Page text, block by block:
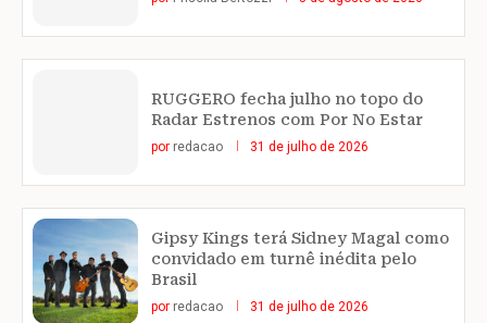
RUGGERO fecha julho no topo do
Radar Estrenos com Por No Estar
por redacao 31 de julho de 2026
Gipsy Kings terá Sidney Magal como
convidado em turnê inédita pelo
Brasil
por redacao 31 de julho de 2026